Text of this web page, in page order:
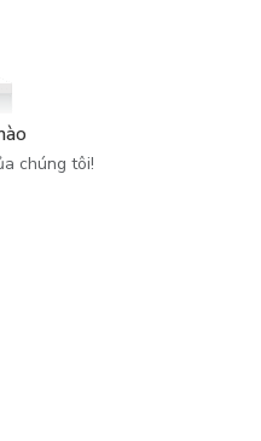
chúng tôi!